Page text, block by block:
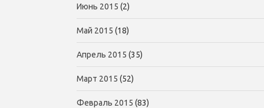
Июнь 2015 (2)
Май 2015 (18)
Апрель 2015 (35)
Март 2015 (52)
Февраль 2015 (83)